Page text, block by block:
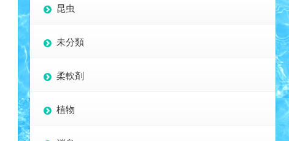
昆虫
未分類
柔軟剤
植物